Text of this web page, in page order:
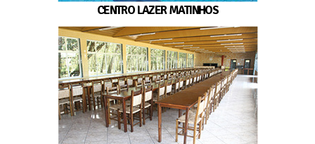
CENTRO LAZER MATINHOS